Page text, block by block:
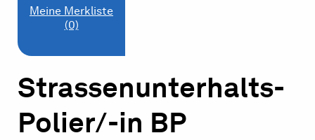
Meine Merkliste
(0)
Strassenunterhalts-
Polier/-in BP